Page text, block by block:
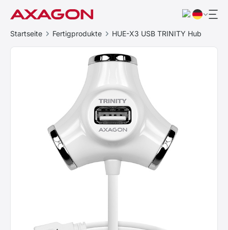
Startseite Fertigprodukte HUE-X3 USB TRINITY Hub